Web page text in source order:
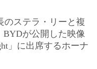
のステラ・リーと複
が公開した映像
」に出席するホーナ